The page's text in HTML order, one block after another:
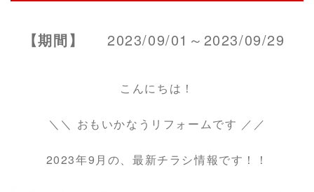
【期間】 2023/09/01～2023/09/29
こんにちは！
＼＼ おもいかなうリフォームです ／／
2023年9月の、最新チラシ情報です！！